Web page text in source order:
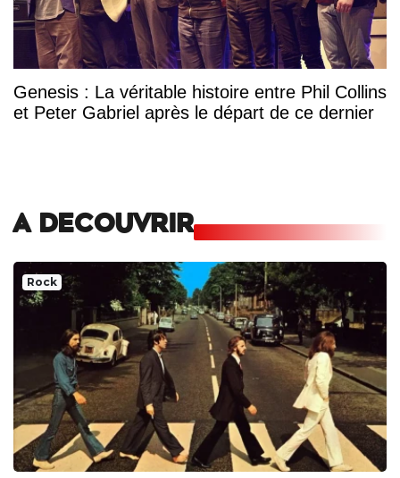
Genesis : La véritable histoire entre Phil Collins
et Peter Gabriel après le départ de ce dernier
A DECOUVRIR
Rock